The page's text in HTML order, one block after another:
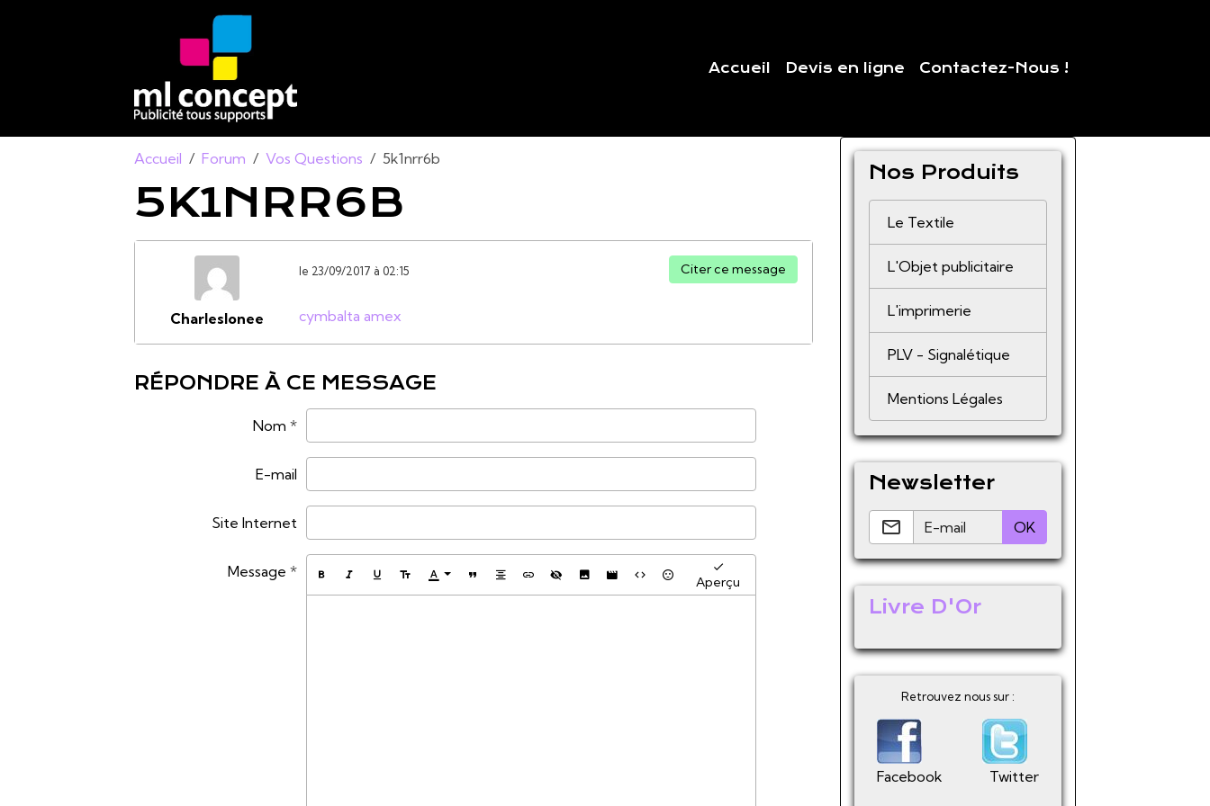
Accueil Devis en ligne Contactez-Nous !
Accueil Forum Vos Questions 5k1nrr6b
5K1NRR6B
Charleslonee
le 23/09/2017 à 02:15 Citer ce message
cymbalta amex
RÉPONDRE À CE MESSAGE
Nom
E-mail
Site Internet
Message
Aperçu
Nos Produits
Le Textile
L'Objet publicitaire
L'imprimerie
PLV - Signalétique
Mentions Légales
Newsletter
OK
Livre D'Or
Retrouvez nous sur :
Facebook Twitter